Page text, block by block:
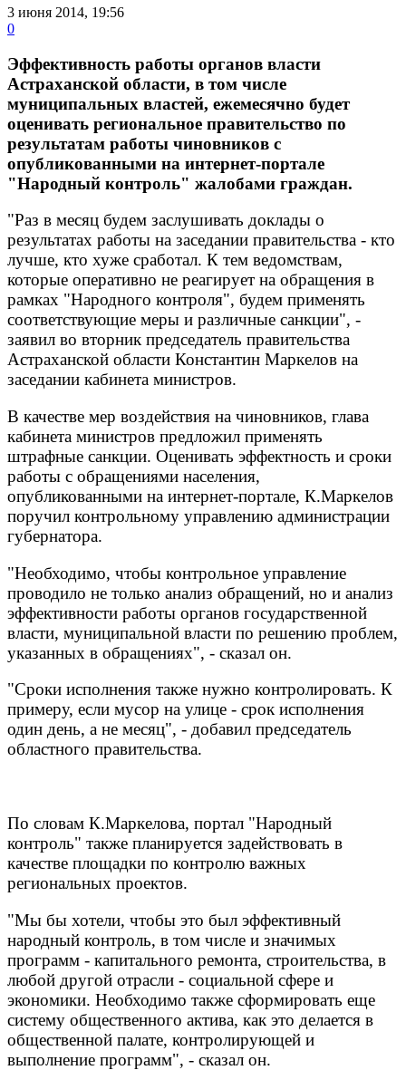
3 июня 2014, 19:56
0
Эффективность работы органов власти
Астраханской области, в том числе
муниципальных властей, ежемесячно будет
оценивать региональное правительство по
результатам работы чиновников с
опубликованными на интернет-портале
"Народный контроль" жалобами граждан.
"Раз в месяц будем заслушивать доклады о
результатах работы на заседании правительства - кто
лучше, кто хуже сработал. К тем ведомствам,
которые оперативно не реагирует на обращения в
рамках "Народного контроля", будем применять
соответствующие меры и различные санкции", -
заявил во вторник председатель правительства
Астраханской области Константин Маркелов на
заседании кабинета министров.
В качестве мер воздействия на чиновников, глава
кабинета министров предложил применять
штрафные санкции. Оценивать эффектность и сроки
работы с обращениями населения,
опубликованными на интернет-портале, К.Маркелов
поручил контрольному управлению администрации
губернатора.
"Необходимо, чтобы контрольное управление
проводило не только анализ обращений, но и анализ
эффективности работы органов государственной
власти, муниципальной власти по решению проблем,
указанных в обращениях", - сказал он.
"Сроки исполнения также нужно контролировать. К
примеру, если мусор на улице - срок исполнения
один день, а не месяц", - добавил председатель
областного правительства.
По словам К.Маркелова, портал "Народный
контроль" также планируется задействовать в
качестве площадки по контролю важных
региональных проектов.
"Мы бы хотели, чтобы это был эффективный
народный контроль, в том числе и значимых
программ - капитального ремонта, строительства, в
любой другой отрасли - социальной сфере и
экономики. Необходимо также сформировать еще
систему общественного актива, как это делается в
общественной палате, контролирующей и
выполнение программ", - сказал он.